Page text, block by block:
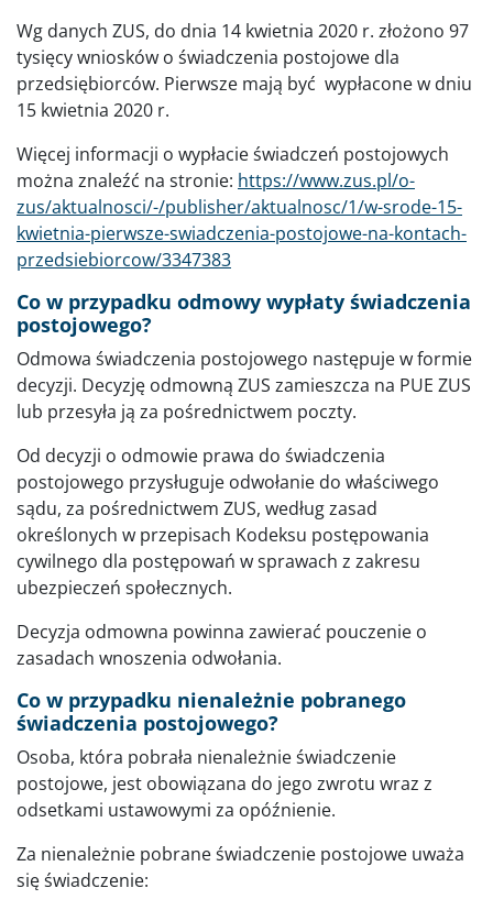
Wg danych ZUS, do dnia 14 kwietnia 2020 r. złożono 97
tysięcy wniosków o świadczenia postojowe dla
przedsiębiorców. Pierwsze mają być wypłacone w dniu
15 kwietnia 2020 r.
Więcej informacji o wypłacie świadczeń postojowych
można znaleźć na stronie: https://www.zus.pl/o-
zus/aktualnosci/-/publisher/aktualnosc/1/w-srode-15-
kwietnia-pierwsze-swiadczenia-postojowe-na-kontach-
przedsiebiorcow/3347383
Co w przypadku odmowy wypłaty świadczenia
postojowego?
Odmowa świadczenia postojowego następuje w formie
decyzji. Decyzję odmowną ZUS zamieszcza na PUE ZUS
lub przesyła ją za pośrednictwem poczty.
Od decyzji o odmowie prawa do świadczenia
postojowego przysługuje odwołanie do właściwego
sądu, za pośrednictwem ZUS, według zasad
określonych w przepisach Kodeksu postępowania
cywilnego dla postępowań w sprawach z zakresu
ubezpieczeń społecznych.
Decyzja odmowna powinna zawierać pouczenie o
zasadach wnoszenia odwołania.
Co w przypadku nienależnie pobranego
świadczenia postojowego?
Osoba, która pobrała nienależnie świadczenie
postojowe, jest obowiązana do jego zwrotu wraz z
odsetkami ustawowymi za opóźnienie.
Za nienależnie pobrane świadczenie postojowe uważa
się świadczenie: